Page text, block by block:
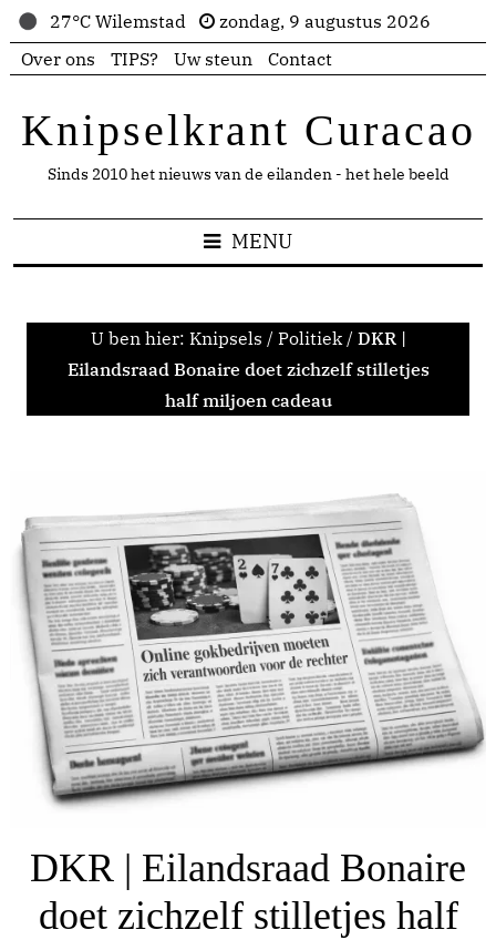
27°C Wilemstad
zondag, 9 augustus 2026
Over ons
TIPS? Uw steun Contact
Knipselkrant Curacao
Sinds 2010 het nieuws van de eilanden - het hele beeld
MENU
U ben hier: Knipsels / Politiek / DKR |
Eilandsraad Bonaire doet zichzelf stilletjes
half miljoen cadeau
DKR | Eilandsraad Bonaire
doet zichzelf stilletjes half